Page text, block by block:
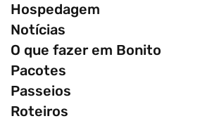
Hospedagem
Notícias
O que fazer em Bonito
Pacotes
Passeios
Roteiros